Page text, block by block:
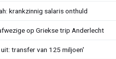
krankzinnig salaris onthuld
op Griekse trip Anderlecht
transfer van 125 miljoen'